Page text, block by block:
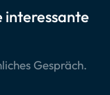
interessante
Gespräch.